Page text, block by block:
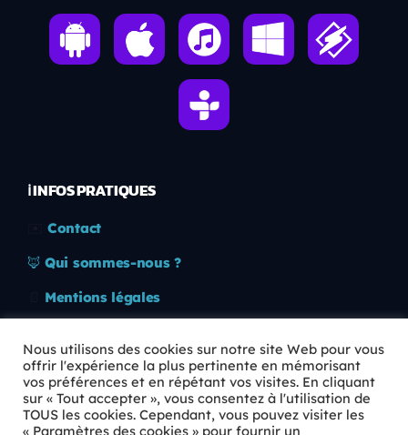
ℹ️ INFOS PRATIQUES
Contact
🦊 Qui sommes-nous ?
Mentions légales
🛡️ RGPD
Copyright © 2026 Animkids. Tous droits réservés.
Nous utilisons des cookies sur notre site Web pour vous
offrir l'expérience la plus pertinente en mémorisant
vos préférences et en répétant vos visites. En cliquant
sur « Tout accepter », vous consentez à l'utilisation de
TOUS les cookies. Cependant, vous pouvez visiter les
« Paramètres des cookies » pour fournir un